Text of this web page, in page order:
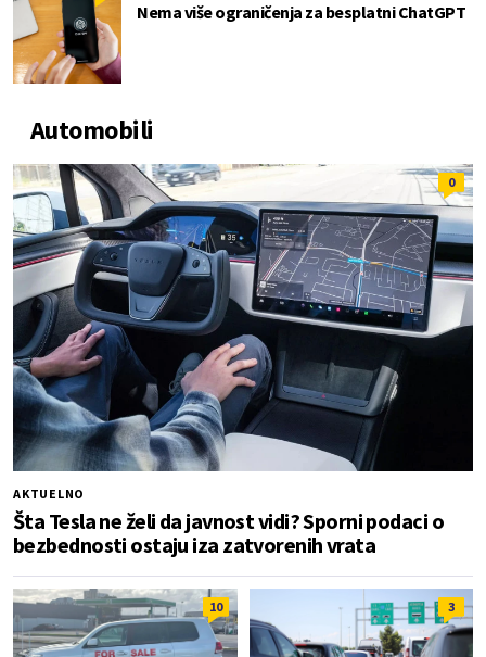
Nema više ograničenja za besplatni ChatGPT
Automobili
0
AKTUELNO
Šta Tesla ne želi da javnost vidi? Sporni podaci o
bezbednosti ostaju iza zatvorenih vrata
10 3